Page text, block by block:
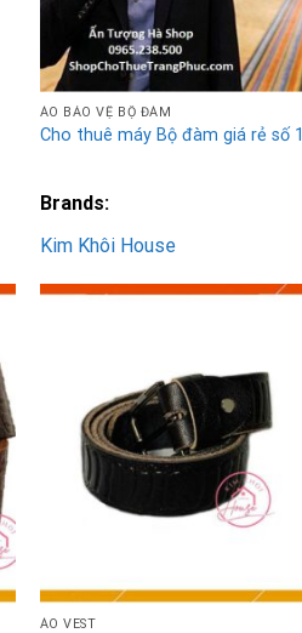
ÁO BẢO VỆ BỘ ĐÀM
Cho thuê máy Bộ đàm giá rẻ số 1
Brands:
Kim Khôi House
Add to
Wishlist
ÁO VEST